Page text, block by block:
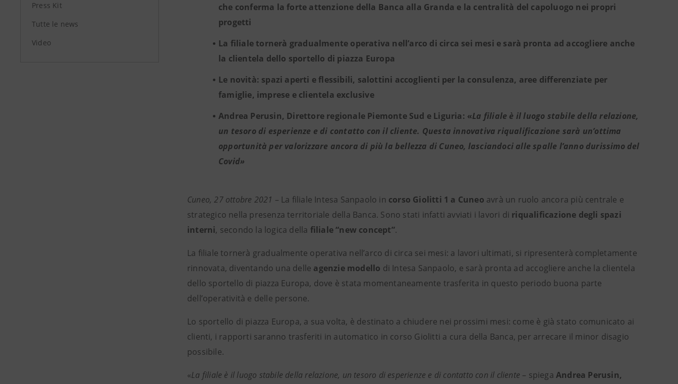
Press Kit
Tutte le news
Video
che conferma la forte attenzione della Banca alla Granda e la centralità del capoluogo nei propri
progetti
La filiale tornerà gradualmente operativa nell’arco di circa sei mesi e sarà pronta ad accogliere anche
la clientela dello sportello di piazza Europa
Le novità: spazi aperti e flessibili, salottini accoglienti per la consulenza, aree differenziate per
famiglie, imprese e clientela exclusive
Andrea Perusin, Direttore regionale Piemonte Sud e Liguria: «La filiale è il luogo stabile della relazione,
un tesoro di esperienze e di contatto con il cliente. Questa innovativa riqualificazione sarà un’ottima
opportunità per valorizzare ancora di più la bellezza di Cuneo, lasciandoci alle spalle l’anno durissimo del
Covid»
Cuneo, 27 ottobre 2021 – La filiale Intesa Sanpaolo in corso Giolitti 1 a Cuneo avrà un ruolo ancora più centrale e
strategico nella presenza territoriale della Banca. Sono stati infatti avviati i lavori di riqualificazione degli spazi
interni, secondo la logica della filiale “new concept”.
La filiale tornerà gradualmente operativa nell’arco di circa sei mesi: a lavori ultimati, si ripresenterà completamente
rinnovata, diventando una delle agenzie modello di Intesa Sanpaolo, e sarà pronta ad accogliere anche la clientela
dello sportello di piazza Europa, dove è stata momentaneamente trasferita in questo periodo buona parte
dell’operatività e delle persone.
Lo sportello di piazza Europa, a sua volta, è destinato a chiudere nei prossimi mesi: come è già stato comunicato ai
clienti, i rapporti saranno trasferiti in automatico in corso Giolitti a cura della Banca, per arrecare il minor disagio
possibile.
«La filiale è il luogo stabile della relazione, un tesoro di esperienze e di contatto con il cliente – spiegaAndrea Perusin,